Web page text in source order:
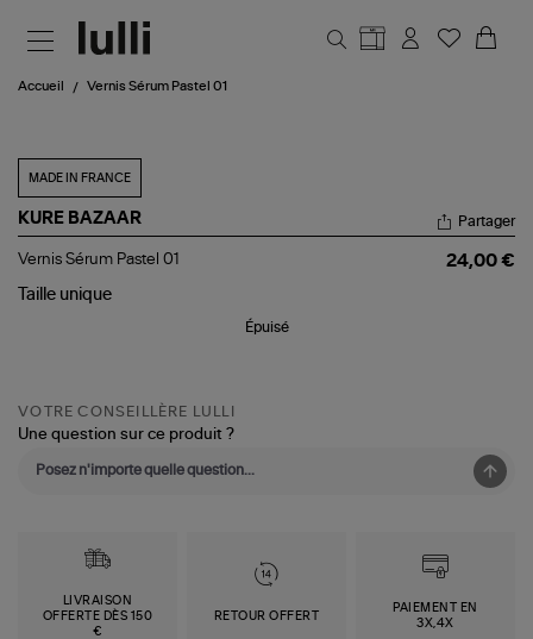
Accueil Vernis Sérum Pastel 01
MADE IN FRANCE
KURE BAZAAR
Vernis
Pastel
Partager
Vernis Sérum Pastel 01
24,00 €
Taille unique
Épuisé
VOTRE CONSEILLÈRE LULLI
Une question sur ce produit ?
LIVRAISON
OFFERTE DÈS 150
€
RETOUR OFFERT
PAIEMENT EN
3X,4X